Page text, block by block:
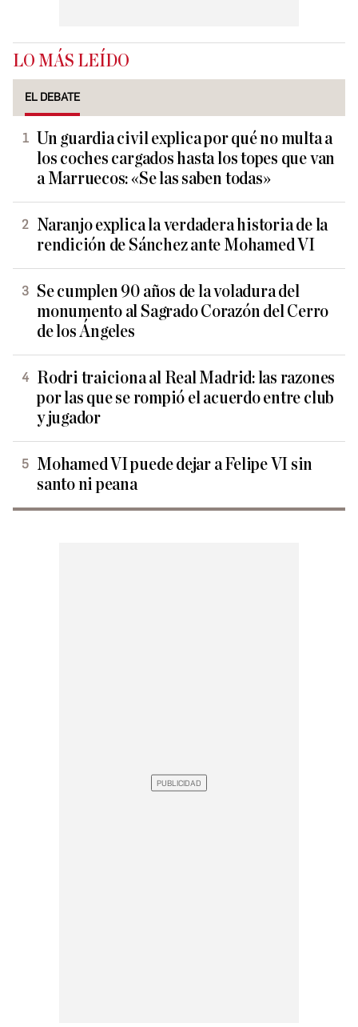
LO MÁS LEÍDO
EL DEBATE
Un guardia civil explica por qué no multa a
los coches cargados hasta los topes que van
a Marruecos: «Se las saben todas»
Naranjo explica la verdadera historia de la
rendición de Sánchez ante Mohamed VI
Se cumplen 90 años de la voladura del
monumento al Sagrado Corazón del Cerro
de los Ángeles
Rodri traiciona al Real Madrid: las razones
por las que se rompió el acuerdo entre club
y jugador
Mohamed VI puede dejar a Felipe VI sin
santo ni peana